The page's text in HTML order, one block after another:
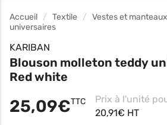
Accueil Textile Vestes et manteaux
universaires
KARIBAN
Blouson molleton teddy
Red white
25,09€TTC
20,91€ HT